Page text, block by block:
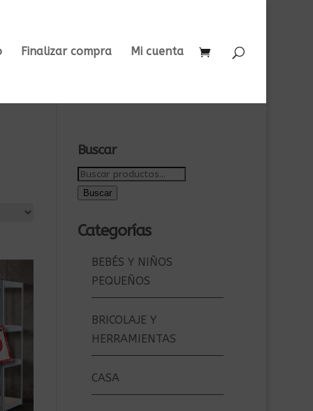
Finalizar compra Mi cuenta
Buscar
Buscar
por:
Buscar
Categorías
BEBÉS Y NIÑOS
PEQUEÑOS
BRICOLAJE Y
HERRAMIENTAS
CASA